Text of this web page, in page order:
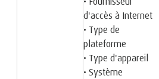
d'accès à Internet
• Type de
plateforme
• Type d'appareil
• Système